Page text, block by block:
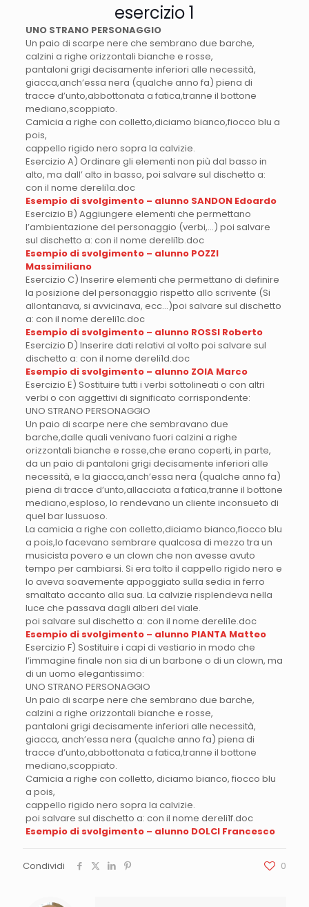
esercizio 1
UNO STRANO PERSONAGGIO
Un paio di scarpe nere che sembrano due barche,
calzini a righe orizzontali bianche e rosse,
pantaloni grigi decisamente inferiori alle necessità,
giacca,anch’essa nera (qualche anno fa) piena di
tracce d’unto,abbottonata a fatica,tranne il bottone
mediano,scoppiato.
Camicia a righe con colletto,diciamo bianco,fiocco blu a
pois,
cappello rigido nero sopra la calvizie.
Esercizio A) Ordinare gli elementi non più dal basso in
alto, ma dall’ alto in basso, poi salvare sul dischetto a:
con il nome dereli1a.doc
Esempio di svolgimento – alunno SANDON Edoardo
Esercizio B) Aggiungere elementi che permettano
l’ambientazione del personaggio (verbi,…) poi salvare
sul dischetto a: con il nome dereli1b.doc
Esempio di svolgimento – alunno POZZI
Massimiliano
Esercizio C) Inserire elementi che permettano di definire
la posizione del personaggio rispetto allo scrivente (Si
allontanava, si avvicinava, ecc…)poi salvare sul dischetto
a: con il nome dereli1c.doc
Esempio di svolgimento – alunno ROSSI Roberto
Esercizio D) Inserire dati relativi al volto poi salvare sul
dischetto a: con il nome dereli1d.doc
Esempio di svolgimento – alunno ZOIA Marco
Esercizio E) Sostituire tutti i verbi sottolineati o con altri
verbi o con aggettivi di significato corrispondente:
UNO STRANO PERSONAGGIO
Un paio di scarpe nere che sembravano due
barche,dalle quali venivano fuori calzini a righe
orizzontali bianche e rosse,che erano coperti, in parte,
da un paio di pantaloni grigi decisamente inferiori alle
necessità, e la giacca,anch’essa nera (qualche anno fa)
piena di tracce d’unto,allacciata a fatica,tranne il bottone
mediano,esploso, lo rendevano un cliente inconsueto di
quel bar lussuoso.
La camicia a righe con colletto,diciamo bianco,fiocco blu
a pois,lo facevano sembrare qualcosa di mezzo tra un
musicista povero e un clown che non avesse avuto
tempo per cambiarsi. Si era tolto il cappello rigido nero e
lo aveva soavemente appoggiato sulla sedia in ferro
smaltato accanto alla sua. La calvizie risplendeva nella
luce che passava dagli alberi del viale.
poi salvare sul dischetto a: con il nome dereli1e.doc
Esempio di svolgimento – alunno PIANTA Matteo
Esercizio F) Sostituire i capi di vestiario in modo che
l’immagine finale non sia di un barbone o di un clown, ma
di un uomo elegantissimo:
UNO STRANO PERSONAGGIO
Un paio di scarpe nere che sembrano due barche,
calzini a righe orizzontali bianche e rosse,
pantaloni grigi decisamente inferiori alle necessità,
giacca, anch’essa nera (qualche anno fa) piena di
tracce d’unto,abbottonata a fatica,tranne il bottone
mediano,scoppiato.
Camicia a righe con colletto, diciamo bianco, fiocco blu
a pois,
cappello rigido nero sopra la calvizie.
poi salvare sul dischetto a: con il nome dereli1f.doc
Esempio di svolgimento – alunno DOLCI Francesco
Condividi 0